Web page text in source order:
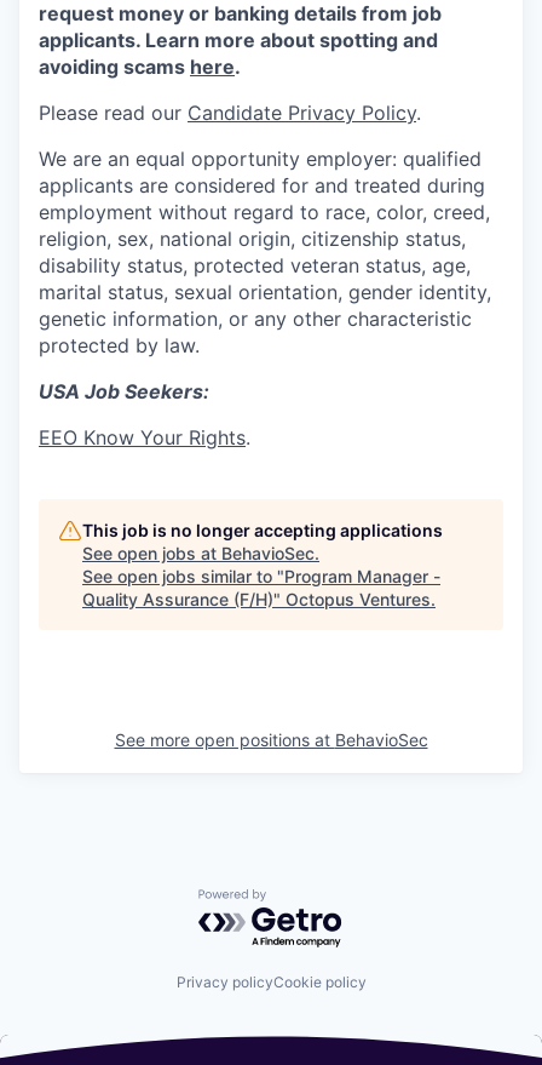
request money or banking details from job
applicants. Learn more about spotting and
avoiding scams here.
Please read our Candidate Privacy Policy.
We are an equal opportunity employer: qualified
applicants are considered for and treated during
employment without regard to race, color, creed,
religion, sex, national origin, citizenship status,
disability status, protected veteran status, age,
marital status, sexual orientation, gender identity,
genetic information, or any other characteristic
protected by law.
USA Job Seekers:
EEO Know Your Rights.
This job is no longer accepting applications
See open jobs at BehavioSec.
See open jobs similar to "Program Manager -
Quality Assurance (F/H)" Octopus Ventures.
See more open positions at BehavioSec
Powered by Getro.com
Privacy policyCookie policy